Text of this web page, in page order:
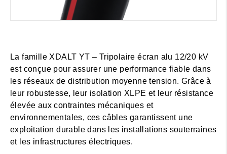
La famille XDALT YT – Tripolaire écran alu 12/20 kV
est conçue pour assurer une performance fiable dans
les réseaux de distribution moyenne tension. Grâce à
leur robustesse, leur isolation XLPE et leur résistance
élevée aux contraintes mécaniques et
environnementales, ces câbles garantissent une
exploitation durable dans les installations souterraines
et les infrastructures électriques.